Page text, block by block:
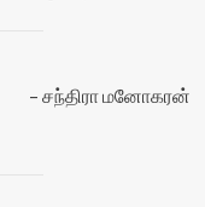
சந்திரா மனோகரன்